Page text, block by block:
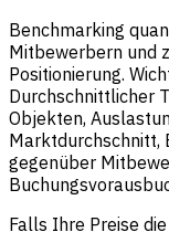
Benchmarking
Mitbewerbern und
Positionierung.
Durchschnittlicher
Objekten,
Marktdurchschnitt,
gegenüber
Falls Ihre Preise